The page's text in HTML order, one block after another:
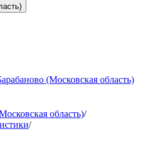
(Московская область)
область)/
/